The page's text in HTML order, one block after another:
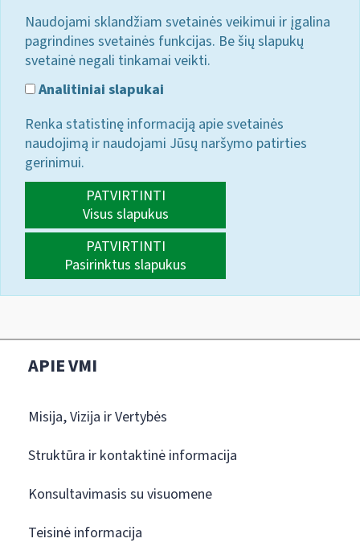
Naudojami sklandžiam svetainės veikimui ir įgalina
pagrindines svetainės funkcijas. Be šių slapukų
svetainė negali tinkamai veikti.
Analitiniai slapukai
Renka statistinę informaciją apie svetainės
naudojimą ir naudojami Jūsų naršymo patirties
gerinimui.
PATVIRTINTI
Visus slapukus
PATVIRTINTI
Pasirinktus slapukus
APIE VMI
Misija, Vizija ir Vertybės
Struktūra ir kontaktinė informacija
Konsultavimasis su visuomene
Teisinė informacija